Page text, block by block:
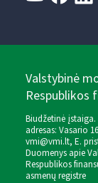
Valstybinė
Respublikos
Biudžetinė
adresas: Vasario
vmi@vmi.lt, E.
Duomenys apie
Respublikos
asmenų registre